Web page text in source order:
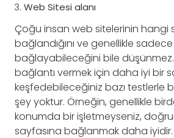
Web Sitesi alanı
Çoğu insan web sitelerinin hangi
bağlandığını ve genellikle
bağlayabileceğini bile düşünmez.
bağlantı vermek için daha iyi bir
keşfedebileceğiniz bazı testlerle
şey yoktur. Örneğin, genellikle
konumda bir işletmeyseniz,
sayfasına bağlanmak daha iyidir.